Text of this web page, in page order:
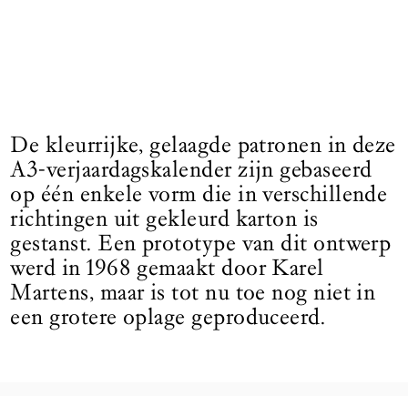
De kleurrijke, gelaagde patronen in deze
A3-verjaardagskalender zijn gebaseerd
op één enkele vorm die in verschillende
richtingen uit gekleurd karton is
gestanst. Een prototype van dit ontwerp
werd in 1968 gemaakt door Karel
Martens, maar is tot nu toe nog niet in
een grotere oplage geproduceerd.